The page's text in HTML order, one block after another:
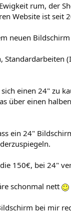
rum, der
Website ist seit
neuen
einen 24" zu
über einen
ein 24"
150€, bei 24"
schonmal nett
bei mir